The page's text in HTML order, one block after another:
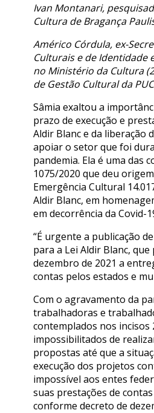
Ivan Montanari,
Cultura de Bragança
Américo Córdula, ex-
Culturais e de Identidade
no Ministério da Cultura
de Gestão Cultural da
Sâmia exaltou a
prazo de execução e
Aldir Blanc e da liberação
apoiar o setor que foi
pandemia. Ela é uma das
1075/2020 que deu
Emergência Cultural
Aldir Blanc, em
em decorrência da Covid-
“É urgente a publicação
para a Lei Aldir Blanc,
dezembro de 2021 a
contas pelos estados e
Com o agravamento da
trabalhadoras e
contemplados nos incisos
impossibilitados de
propostas até que a
execução dos projetos
impossível aos entes
suas prestações de
conforme decreto de